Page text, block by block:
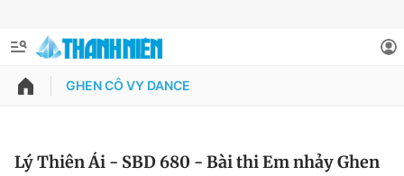
QUẢNG CÁO
Thông tin tài khoản
GHEN CÔ VY DANCE
Lý Thiên Ái - SBD 680 - Bài thi Em nhảy Ghen